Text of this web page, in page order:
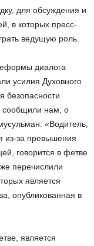
для обсуждения и
в которых пресс-
ведущую роль.
диалога
усилия Духовного
безопасности
нам, о
«Водитель,
из-за превышения
говорится в фетве
перечислили
является
опубликованная в
является